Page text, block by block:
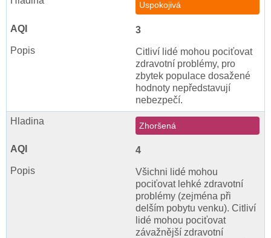
Uspokojivá
3
Citliví lidé mohou pociťovat
zdravotní problémy, pro
zbytek populace dosažené
hodnoty nepředstavují
nebezpečí.
Zhoršená
4
Všichni lidé mohou
pociťovat lehké zdravotní
problémy (zejména při
delším pobytu venku). Citliví
lidé mohou pociťovat
závažnější zdravotní